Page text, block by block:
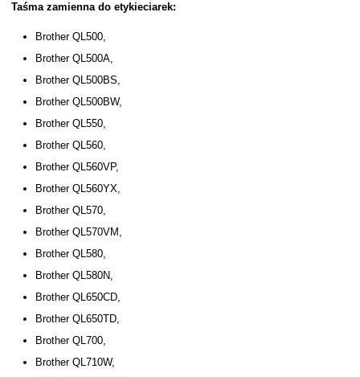
Taśma zamienna do etykieciarek:
Brother QL500,
Brother QL500A,
Brother QL500BS,
Brother QL500BW,
Brother QL550,
Brother QL560,
Brother QL560VP,
Brother QL560YX,
Brother QL570,
Brother QL570VM,
Brother QL580,
Brother QL580N,
Brother QL650CD,
Brother QL650TD,
Brother QL700,
Brother QL710W,